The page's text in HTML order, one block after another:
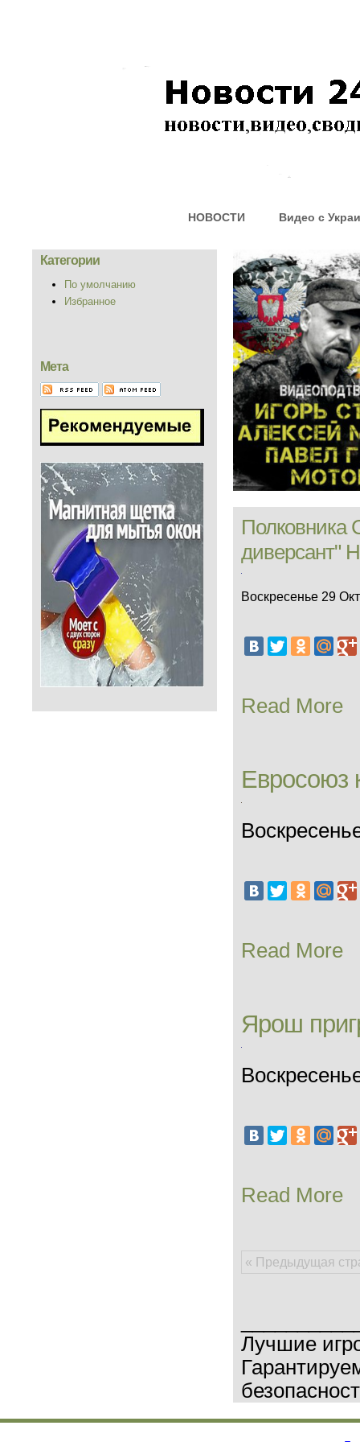
НОВОСТИ Видео с
Категории
По умолчанию
Избранное
Мета
Полковника
диверсант"
Воскресенье 29
Read More
Евросоюз
Read More
Ярош
Read More
« Предыдущая
Лучшие